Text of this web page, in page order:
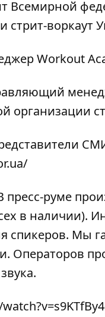
Всемирной
стрит-воркаут
Workout
организации
руме
в наличии).
спикеров. Мы
Операторов